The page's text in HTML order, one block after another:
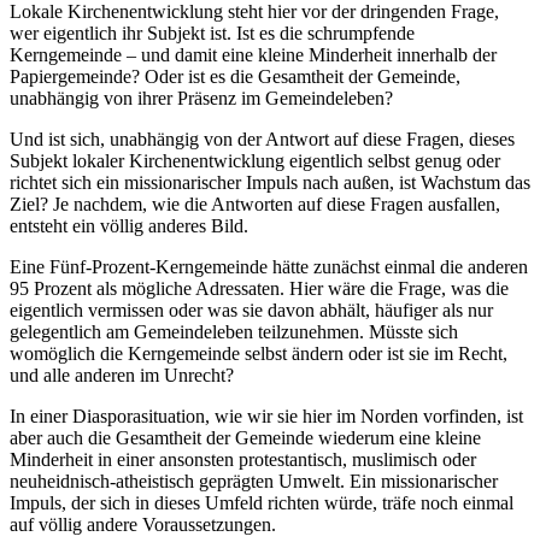
Lokale Kirchenentwicklung steht hier vor der dringenden Frage,
wer eigentlich ihr Subjekt ist. Ist es die schrumpfende
Kerngemeinde – und damit eine kleine Minderheit innerhalb der
Papiergemeinde? Oder ist es die Gesamtheit der Gemeinde,
unabhängig von ihrer Präsenz im Gemeindeleben?
Und ist sich, unabhängig von der Antwort auf diese Fragen, dieses
Subjekt lokaler Kirchenentwicklung eigentlich selbst genug oder
richtet sich ein missionarischer Impuls nach außen, ist Wachstum das
Ziel? Je nachdem, wie die Antworten auf diese Fragen ausfallen,
entsteht ein völlig anderes Bild.
Eine Fünf-Prozent-Kerngemeinde hätte zunächst einmal die anderen
95 Prozent als mögliche Adressaten. Hier wäre die Frage, was die
eigentlich vermissen oder was sie davon abhält, häufiger als nur
gelegentlich am Gemeindeleben teilzunehmen. Müsste sich
womöglich die Kerngemeinde selbst ändern oder ist sie im Recht,
und alle anderen im Unrecht?
In einer Diasporasituation, wie wir sie hier im Norden vorfinden, ist
aber auch die Gesamtheit der Gemeinde wiederum eine kleine
Minderheit in einer ansonsten protestantisch, muslimisch oder
neuheidnisch-atheistisch geprägten Umwelt. Ein missionarischer
Impuls, der sich in dieses Umfeld richten würde, träfe noch einmal
auf völlig andere Voraussetzungen.